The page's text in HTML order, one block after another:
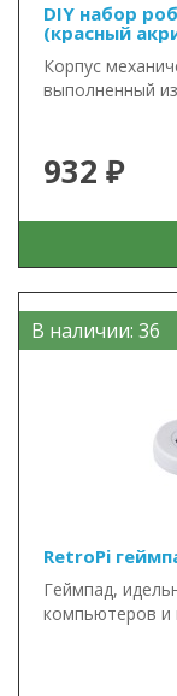
DIY набор
(красный
Корпус
выполненный
932 ₽
В наличии: 36
RetroPi
Геймпад,
компьютеров и